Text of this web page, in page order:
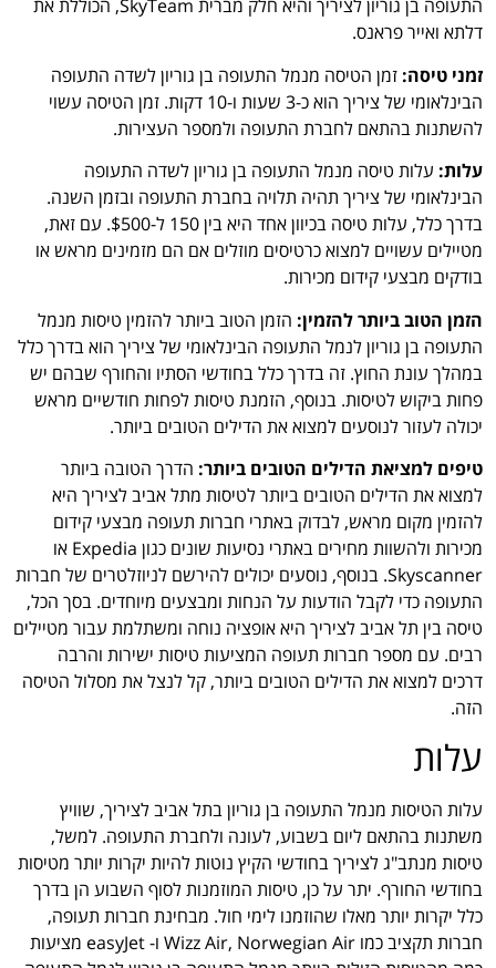
התעופה בן גוריון לציריך והיא חלק מברית SkyTeam, הכוללת את
דלתא ואייר פראנס.
זמני טיסה: זמן הטיסה מנמל התעופה בן גוריון לשדה התעופה
הבינלאומי של ציריך הוא כ-3 שעות ו-10 דקות. זמן הטיסה עשוי
להשתנות בהתאם לחברת התעופה ולמספר העצירות.
עלות: עלות טיסה מנמל התעופה בן גוריון לשדה התעופה
הבינלאומי של ציריך תהיה תלויה בחברת התעופה ובזמן השנה.
בדרך כלל, עלות טיסה בכיוון אחד היא בין 150 ל-$500. עם זאת,
מטיילים עשויים למצוא כרטיסים מוזלים אם הם מזמינים מראש או
בודקים מבצעי קידום מכירות.
הזמן הטוב ביותר להזמין: הזמן הטוב ביותר להזמין טיסות מנמל
התעופה בן גוריון לנמל התעופה הבינלאומי של ציריך הוא בדרך כלל
במהלך עונת החוץ. זה בדרך כלל בחודשי הסתיו והחורף שבהם יש
פחות ביקוש לטיסות. בנוסף, הזמנת טיסות לפחות חודשיים מראש
יכולה לעזור לנוסעים למצוא את הדילים הטובים ביותר.
טיפים למציאת הדילים הטובים ביותר: הדרך הטובה ביותר
למצוא את הדילים הטובים ביותר לטיסות מתל אביב לציריך היא
להזמין מקום מראש, לבדוק באתרי חברות תעופה מבצעי קידום
מכירות ולהשוות מחירים באתרי נסיעות שונים כגון Expedia או
Skyscanner. בנוסף, נוסעים יכולים להירשם לניוזלטרים של חברות
התעופה כדי לקבל הודעות על הנחות ומבצעים מיוחדים. בסך הכל,
טיסה בין תל אביב לציריך היא אופציה נוחה ומשתלמת עבור מטיילים
רבים. עם מספר חברות תעופה המציעות טיסות ישירות והרבה
דרכים למצוא את הדילים הטובים ביותר, קל לנצל את מסלול הטיסה
הזה.
עלות
עלות הטיסות מנמל התעופה בן גוריון בתל אביב לציריך, שוויץ
משתנות בהתאם ליום בשבוע, לעונה ולחברת התעופה. למשל,
טיסות מנתב"ג לציריך בחודשי הקיץ נוטות להיות יקרות יותר מטיסות
בחודשי החורף. יתר על כן, טיסות המוזמנות לסוף השבוע הן בדרך
כלל יקרות יותר מאלו שהוזמנו לימי חול. מבחינת חברות תעופה,
חברות תקציב כמו Wizz Air, Norwegian Air ו- easyJet מציעות